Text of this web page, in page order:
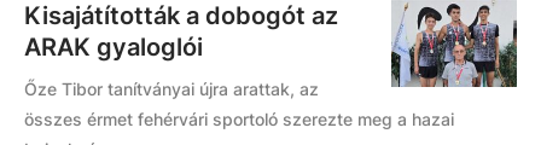
Kisajátították a dobogót az
ARAK gyaloglói
Őze Tibor tanítványai újra arattak, az
összes érmet fehérvári sportoló szerezte meg a hazai